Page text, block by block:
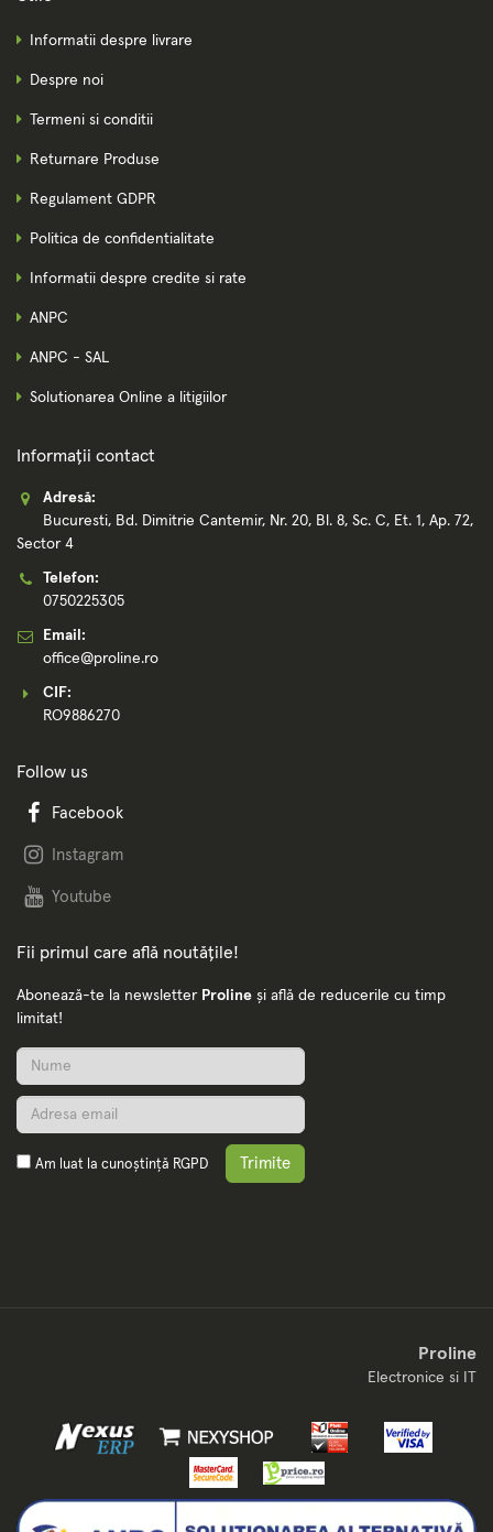
Informatii despre livrare
Despre noi
Termeni si conditii
Returnare Produse
Regulament GDPR
Politica de confidentialitate
Informatii despre credite si rate
ANPC
ANPC - SAL
Solutionarea Online a litigiilor
Informații contact
Adresă:
Bucuresti, Bd. Dimitrie Cantemir, Nr. 20, Bl. 8, Sc. C, Et. 1, Ap. 72,
Sector 4
Telefon:
0750225305
Email:
office@proline.ro
CIF:
RO9886270
Follow us
Facebook
Instagram
Youtube
Fii primul care află noutățile!
Abonează-te la newsletter Proline și află de reducerile cu timp
limitat!
Am luat la cunoștință RGPD Trimite
Proline
Electronice si IT